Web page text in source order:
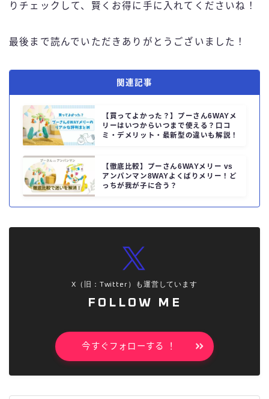
りチェックして、賢くお得に手に入れてくださいね！
最後まで読んでいただきありがとうございました！
関連記事
【買ってよかった？】プーさん6WAYメ
リーはいつからいつまで使える？口コ
ミ・デメリット・最新型の違いも解説！
【徹底比較】プーさん6WAYメリー vs
アンパンマン8WAYよくばりメリー！ど
っちが我が子に合う？
X（旧：Twitter）も運営しています
FOLLOW ME
今すぐフォローする ！